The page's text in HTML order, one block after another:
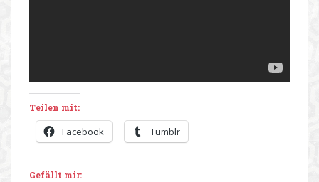
Teilen mit:
Facebook Tumblr
Gefällt mir: